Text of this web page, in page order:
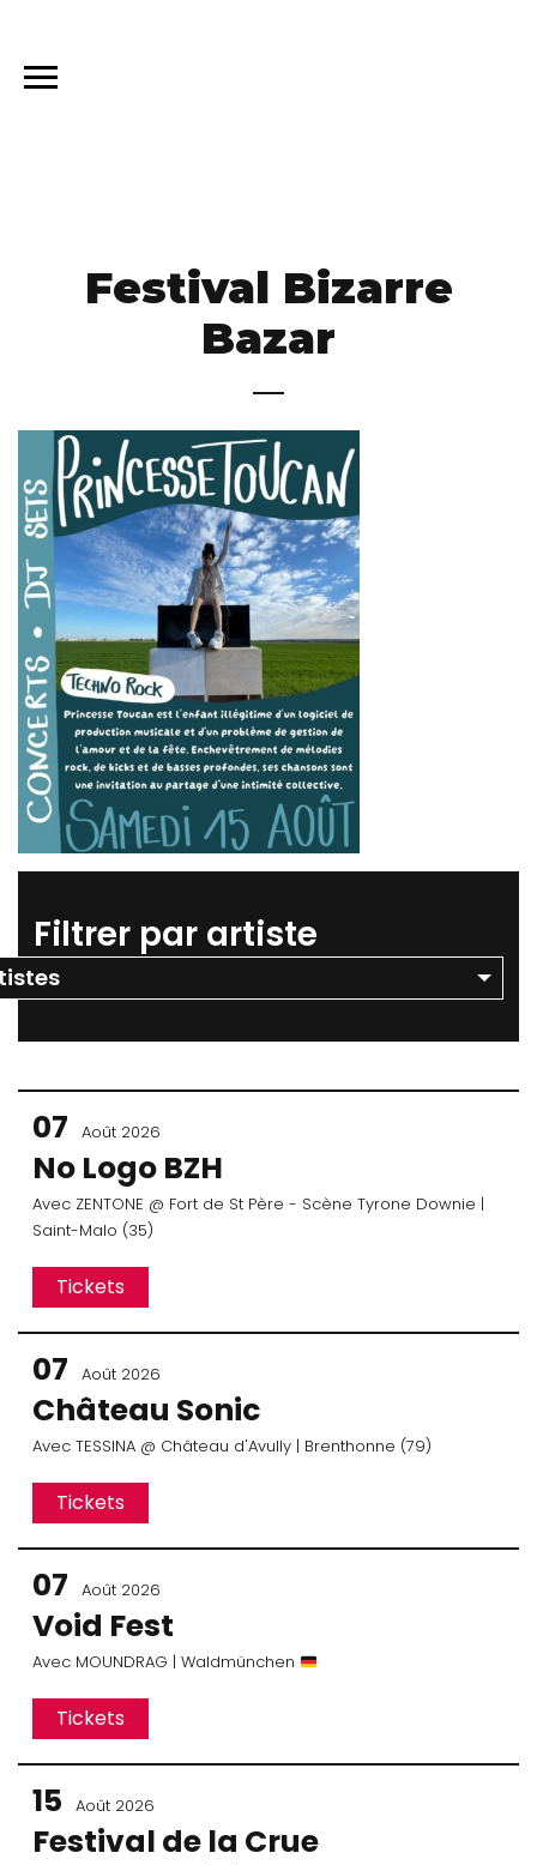
Festival Bizarre
Bazar
Filtrer par artiste
07 Août 2026
No Logo BZH
Avec ZENTONE @ Fort de St Père - Scène Tyrone Downie |
Saint-Malo (35)
Tickets
07 Août 2026
Château Sonic
Avec TESSINA @ Château d'Avully | Brenthonne (79)
Tickets
07 Août 2026
Void Fest
Avec MOUNDRAG | Waldmünchen
Tickets
15 Août 2026
Festival de la Crue